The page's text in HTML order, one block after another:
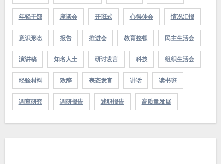
年轻干部 座谈会 开班式 心得体会 情况汇报
意识形态 报告 推进会 教育整顿 民主生活会
演讲稿 知名人士 研讨发言 科技 组织生活会
经验材料 致辞 表态发言 讲话 读书班
调查研究 调研报告 述职报告 高质量发展